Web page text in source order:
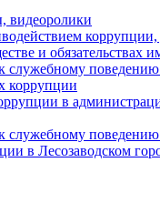
видеоролики
коррупции,
и обязательствах
коррупции
в
в Лесозаводском